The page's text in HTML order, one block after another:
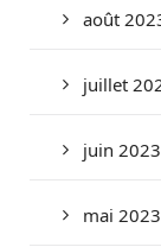
août
juillet
juin 2023
mai 2023